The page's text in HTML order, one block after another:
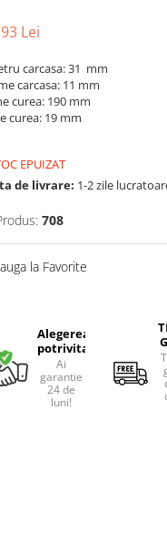
Lei
carcasa: 31 mm
carcasa: 11 mm
curea: 190 mm
curea: 19 mm
EPUIZAT
de livrare: 1-2 zile
708
la Favorite
Alegerea
potrivita
Ai
garantie
24 de
luni!